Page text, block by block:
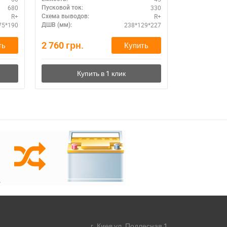
680
R+
Пусковой ток: 330
Схема выводов: R+
ДШВ (мм): 238*129*227
2 760 грн. Купить